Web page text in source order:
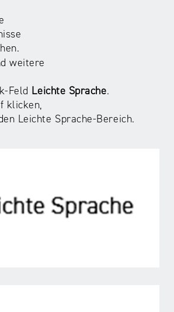
weitere
Feld Leichte Sprache.
klicken,
Leichte Sprache-Bereich.